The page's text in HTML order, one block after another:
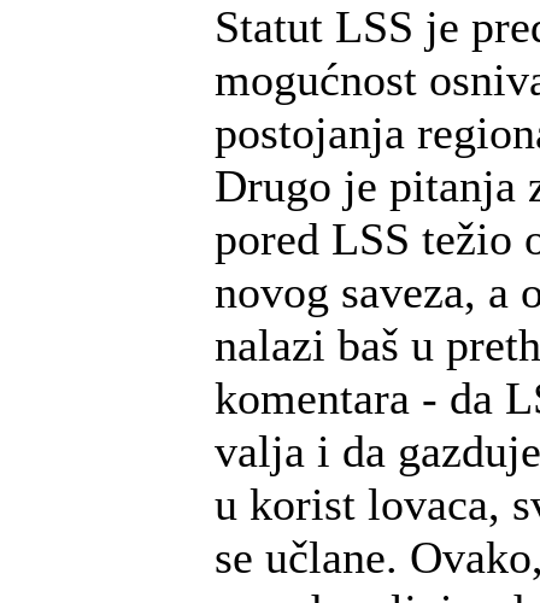
Statut LSS je
mogućnost
postojanja
Drugo je pitanja
pored LSS težio
novog saveza, a
nalazi baš u
komentara - da
valja i da
u korist lovaca,
se učlane.